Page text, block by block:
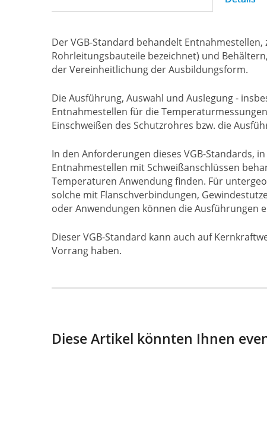
Der VGB-Standard behandelt
Rohrleitungsbauteile bezeichnet) und
der Vereinheitlichung der Ausbildungsform.
Die Ausführung, Auswahl und Auslegung -
Entnahmestellen für die
Einschweißen des Schutzrohres bzw. die
In den Anforderungen dieses VGB-Standards,
Entnahmestellen mit Schweißanschlüssen
Temperaturen Anwendung finden. Für
solche mit Flanschverbindungen,
oder Anwendungen können die Ausführungen
Dieser VGB-Standard kann auch auf
Vorrang haben.
Diese Artikel könnten Ihnen